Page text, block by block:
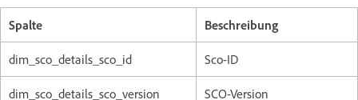
Spalte Beschreibung
dim_sco_details_sco_id Sco-ID
dim_sco_details_sco_version SCO-Version